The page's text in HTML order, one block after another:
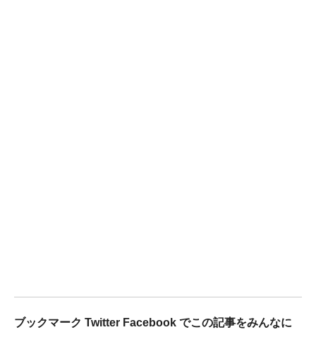
ブックマーク Twitter Facebook でこの記事をみんなに